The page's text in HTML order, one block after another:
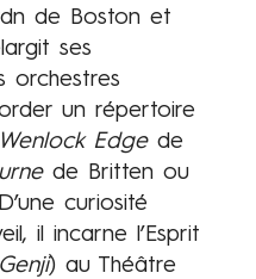
de Boston et
ses
orchestres
un répertoire
Edgede
de Britten ou
curiosité
il incarne l’Esprit
) au Théâtre